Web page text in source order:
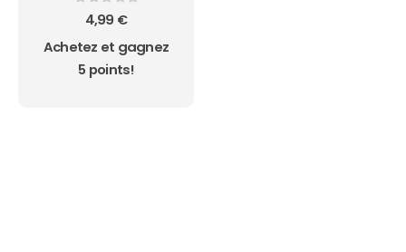
sur 5
4,99 €
Achetez et gagnez
5 points!